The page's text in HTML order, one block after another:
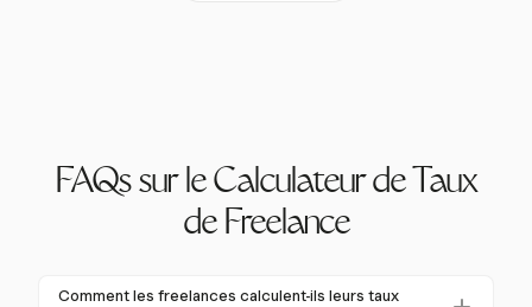
FAQs sur le Calculateur de Taux
de Freelance
Comment les freelances calculent-ils leurs taux